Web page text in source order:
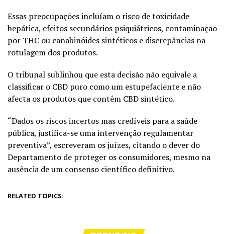
Essas preocupações incluíam o risco de toxicidade
hepática, efeitos secundários psiquiátricos, contaminação
por THC ou canabinóides sintéticos e discrepâncias na
rotulagem dos produtos.
O tribunal sublinhou que esta decisão não equivale a
classificar o CBD puro como um estupefaciente e não
afecta os produtos que contêm CBD sintético.
“Dados os riscos incertos mas credíveis para a saúde
pública, justifica-se uma intervenção regulamentar
preventiva”, escreveram os juízes, citando o dever do
Departamento de proteger os consumidores, mesmo na
ausência de um consenso científico definitivo.
RELATED TOPICS: